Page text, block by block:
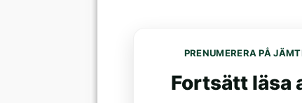
PRENUMERERA PÅ
Fortsätt läsa